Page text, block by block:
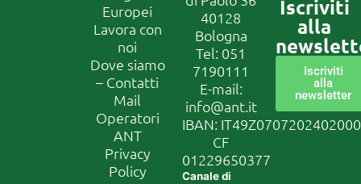
Europei
Lavora con
noi
Dove siamo
– Contatti
Mail
Operatori
ANT
Privacy
Policy
40128
Bologna
Tel: 051
7190111
E-mail:
info@ant.it
IBAN:
CF
01229650377
Canale di
Iscriviti
alla
Iscriviti
alla
newsletter